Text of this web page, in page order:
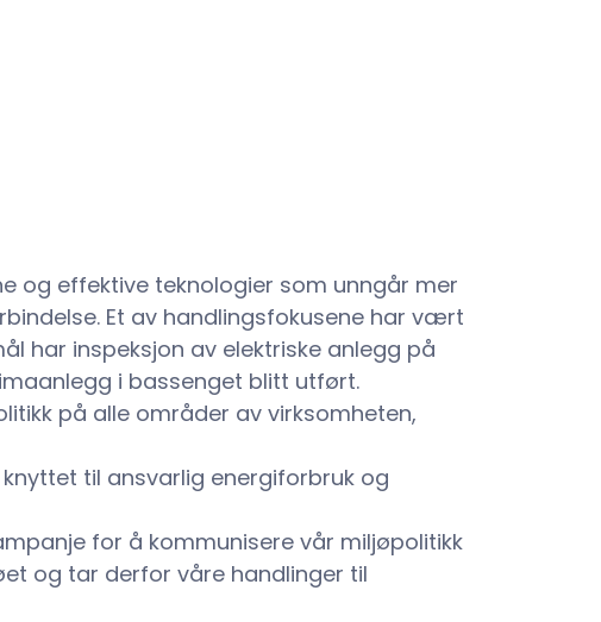
og effektive teknologier som unngår mer
Et av handlingsfokusene har vært
har inspeksjon av elektriske anlegg på
i bassenget blitt utført.
på alle områder av virksomheten,
til ansvarlig energiforbruk og
for å kommunisere vår miljøpolitikk
og tar derfor våre handlinger til